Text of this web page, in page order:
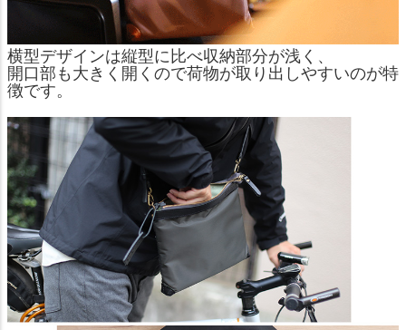
横型デザインは縦型に比べ収納部分が浅く、
開口部も大きく開くので荷物が取り出しやすいのが特
徴です。